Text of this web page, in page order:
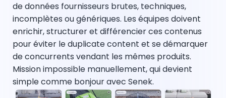
de données fournisseurs brutes, techniques,
incomplètes ou génériques. Les équipes doivent
enrichir, structurer et différencier ces contenus
pour éviter le duplicate content et se démarquer
de concurrents vendant les mêmes produits.
Mission impossible manuellement, qui devient
simple comme bonjour avec Senek.